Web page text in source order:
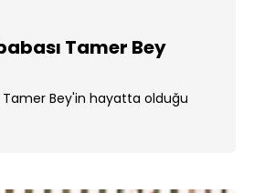
Tamer Bey
Tamer Bey'in hayatta olduğu